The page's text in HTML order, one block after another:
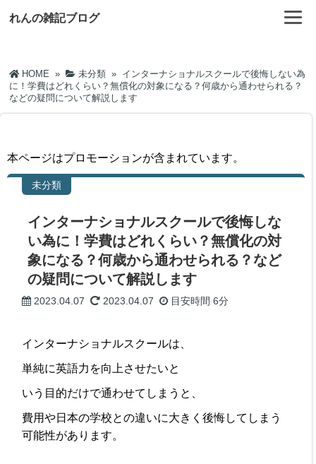
れんの雑記ブログ
HOME » 未分類 » インターナショナルスクールで後悔しない為
に！学費はどれくらい？無償化の対象になる？何歳から通わせられる？
などの疑問について解説します
本ページはプロモーションが含まれています。
未分類
インターナショナルスクールで後悔しな
い為に！学費はどれくらい？無償化の対
象になる？何歳から通わせられる？など
の疑問について解説します
2023.04.07 2023.04.07 目安時間6分
インターナショナルスクールは、
単純に英語力を向上させたいと
いう目的だけで通わせてしまうと、
費用や日本の学校との違いに大きく後悔してしまう
可能性があります。